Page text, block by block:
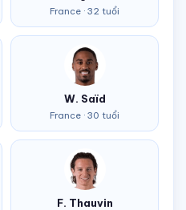
France · 32 tuổi
W. Saïd
France · 30 tuổi
F. Thauvin